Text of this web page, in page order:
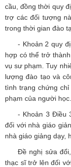
cầu, đồng thời quy
trợ các đối tượng
trong thời gian đào
- Khoản 2 quy
hợp có thể trở
vụ sư phạm. Tuy
lượng đào tạo và
tình trạng chứng
phạm của người học.
- Khoản 3 Điều
đối với nhà giáo
nhà giáo giảng dạy,
Đề nghị sửa
thạc sĩ trở lên đối